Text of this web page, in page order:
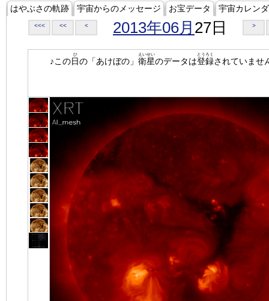
はやぶさの軌跡 宇宙からのメッセージ お宝データ 宇宙カレン
<<< << < 2013年06月 27日 >
♪この日
ひ
の「あけぼの」 衛星
えいせい
のデータは登録
とうろく
されていませ